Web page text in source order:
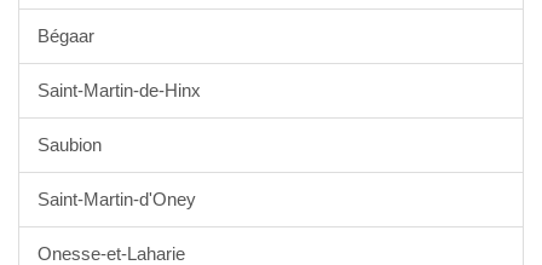
Bégaar
Saint-Martin-de-Hinx
Saubion
Saint-Martin-d'Oney
Onesse-et-Laharie